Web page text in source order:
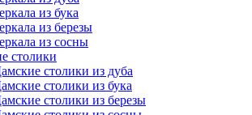
из бука
из березы
из сосны
столики
столики из дуба
столики из бука
столики из березы